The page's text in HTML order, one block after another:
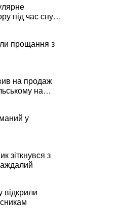
під час сну
на ваше
прощання з
на продаж
на
у
зіткнувся з
відкрили